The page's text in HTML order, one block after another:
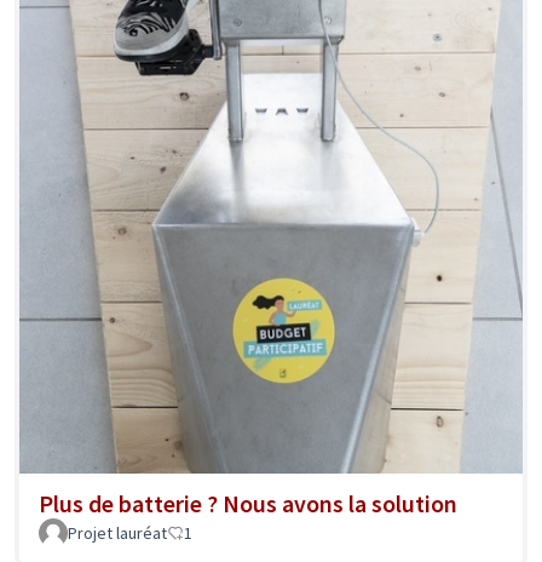
Plus de batterie ? Nous avons la solution
Projet lauréat 1